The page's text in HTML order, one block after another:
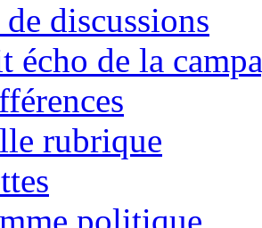
discussions
écho de la
rubrique